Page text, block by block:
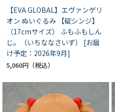
【EVA GLOBAL】エヴァンゲリ
オン ぬいぐるみ 【碇シンジ】
（17cmサイズ） ふもふもしん
じ。（いちななさいず） [お届
け予定：2026年9月]
5,060円